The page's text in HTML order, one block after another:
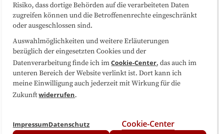
Risiko, dass dortige Behörden auf die verarbeiteten Daten
zugreifen können und die Betroffenenrechte eingeschränkt
oder ausgeschlossen sind.
Auswahlmöglichkeiten und weitere Erläuterungen
bezüglich der eingesetzten Cookies und der
Datenverarbeitung finde ich imCookie-Center, das auch im
unteren Bereich der Website verlinkt ist. Dort kann ich
meine Einwilligung auch jederzeit mit Wirkung für die
Zukunftwiderrufen.
ImpressumDatenschutz Cookie-Center